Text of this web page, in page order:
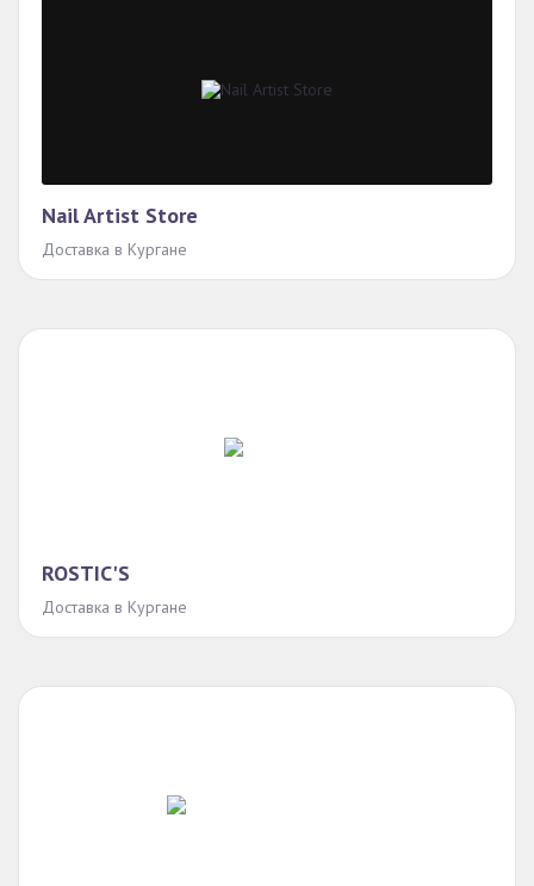
Nail Artist Store
Доставка в Кургане
ROSTIC'S
Доставка в Кургане